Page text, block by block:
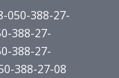
050-388-27-
388-27-
388-27-
388-27-08